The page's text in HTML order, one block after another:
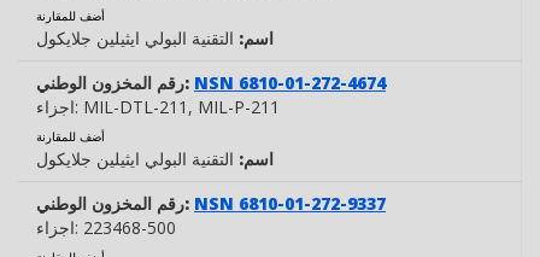
أضف للمقارنة
اسم: التقنية البولي ايثيلين جلايكول
رقم المخزون الوطني: NSN 6810-01-272-4674
اجزاء: MIL-DTL-211 , MIL-P-211
أضف للمقارنة
اسم: التقنية البولي ايثيلين جلايكول
رقم المخزون الوطني: NSN 6810-01-272-9337
اجزاء: 223468-500